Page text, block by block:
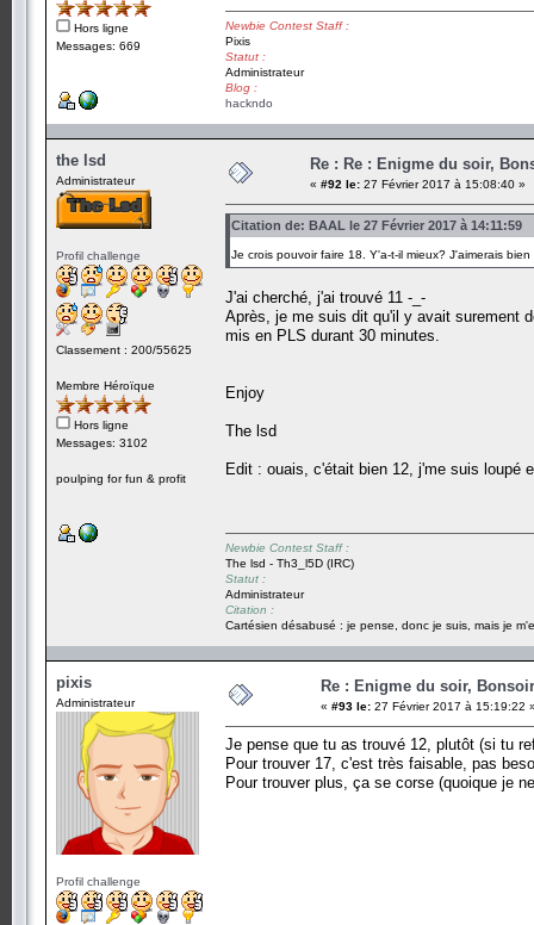
Hors ligne
Messages: 669
Newbie Contest Staff :
Pixis
Statut :
Administrateur
Blog :
hackndo
the lsd
Administrateur
Profil challenge
Classement : 200/55625
Membre Héroïque
Hors ligne
Messages: 3102
poulping for fun & profit
Re : Re : Enigme du soir,
« #92 le: 27 Février 2017 à 15:08:40 »
Citation de: BAAL le 27 Février 2017 à 14:11:59
Je crois pouvoir faire 18. Y'a-t-il mieux? J'aimerais
J'ai cherché, j'ai trouvé 11 -_-
Après, je me suis dit qu'il y avait surement
mis en PLS durant 30 minutes.
Enjoy
The lsd
Edit : ouais, c'était bien 12, j'me suis loupé
Newbie Contest Staff :
The lsd - Th3_l5D (IRC)
Statut :
Administrateur
Citation :
Cartésien désabusé : je pense, donc je suis, mais je
pixis
Administrateur
Profil challenge
Re : Enigme du soir,
« #93 le: 27 Février 2017 à 15:19:22
Je pense que tu as trouvé 12, plutôt (si tu
Pour trouver 17, c'est très faisable, pas
Pour trouver plus, ça se corse (quoique je